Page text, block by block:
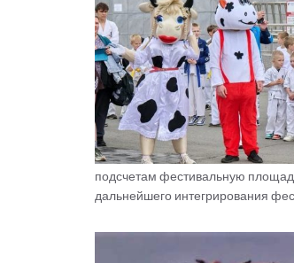
подсчетам фестивальную
дальнейшего интегрирования